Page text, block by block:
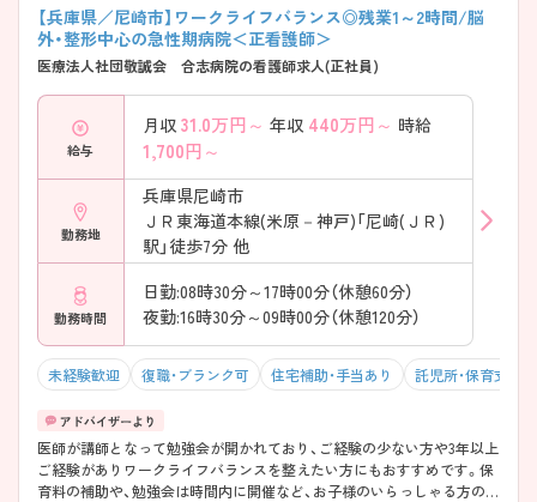
【兵庫県／尼崎市】ワークライフバランス◎残業1～2時間/脳
外・整形中心の急性期病院＜正看護師＞
医療法人社団敬誠会 合志病院の看護師求人(正社員)
給与
月収 31.0万円～ 年収 440万円～ 時給
1,700円～
勤務地
兵庫県尼崎市
ＪＲ東海道本線(米原－神戸)「尼崎(ＪＲ)
駅」徒歩7分 他
勤務時間
日勤:08時30分～17時00分（休憩60分）
夜勤:16時30分～09時00分（休憩120分）
未経験歓迎 復職・ブランク可 住宅補助・手当あり 託児所・保育支援
医師が講師となって勉強会が開かれており、ご経験の少ない方や3年以上
ご経験がありワークライフバランスを整えたい方にもおすすめです。保
育料の補助や、勉強会は時間内に開催など、お子様のいらっしゃる方の働